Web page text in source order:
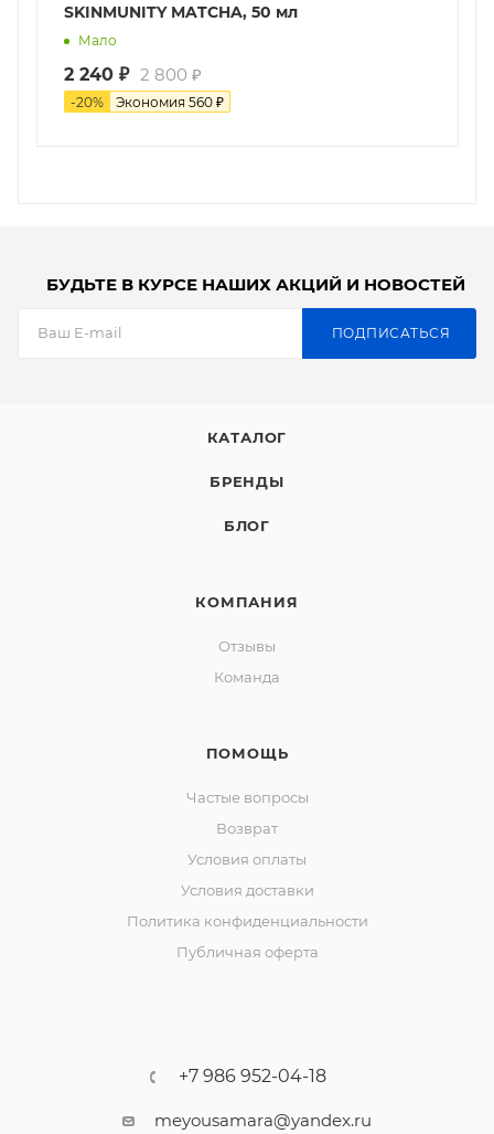
SKINMUNITY MATCHA, 50 мл
Мало
2 240 ₽ 2 800 ₽
-20% Экономия 560 ₽
БУДЬТЕ В КУРСЕ НАШИХ АКЦИЙ И НОВОСТЕЙ
ПОДПИСАТЬСЯ
КАТАЛОГ
БРЕНДЫ
БЛОГ
КОМПАНИЯ
Отзывы
Команда
ПОМОЩЬ
Частые вопросы
Возврат
Условия оплаты
Условия доставки
Политика конфиденциальности
Публичная оферта
+7 986 952-04-18
meyousamara@yandex.ru